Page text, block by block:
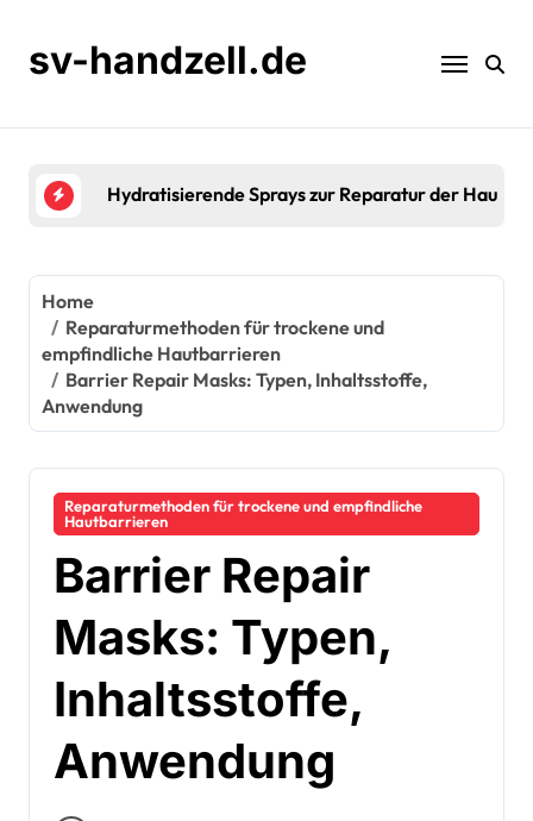
contentsv-handzell.de
Saisonale Feuchtigkeitspflege zur Reparatur
Home
Reparaturmethoden für trockene und
empfindliche Hautbarrieren
Barrier Repair Masks: Typen, Inhaltsstoffe,
Anwendung
Reparaturmethoden für trockene und empfindliche
Hautbarrieren
Barrier Repair
Masks: Typen,
Inhaltsstoffe,
Anwendung